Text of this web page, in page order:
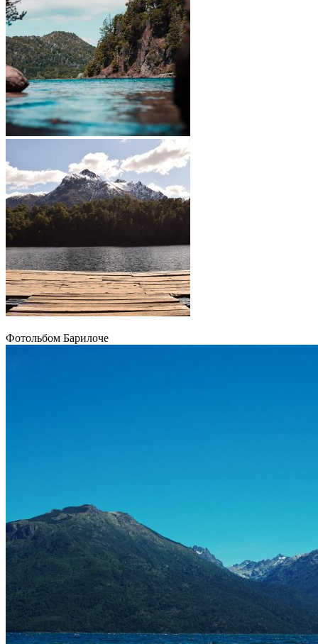
Фотольбом Барилоче